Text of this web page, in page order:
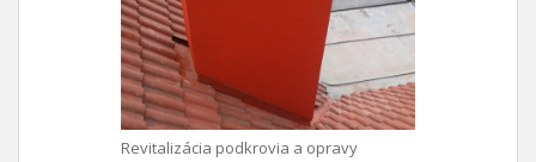
Revitalizácia podkrovia a opravy